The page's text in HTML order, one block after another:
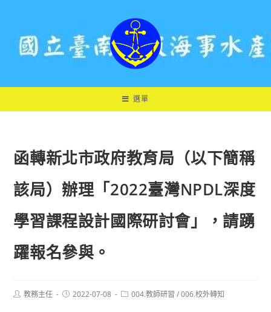
選單
函轉新北市政府教育局（以下簡稱
該局）辦理「2022臺灣NPDL深度
學習課程設計國際研討會」，請踴
躍報名參與。
Post教務主任
Post2022-07-08
Post004.教師研習 / 006.校外轉知